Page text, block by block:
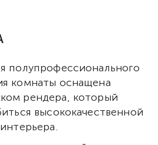
полупрофессионального
комнаты оснащена
рендера, который
высококачественной